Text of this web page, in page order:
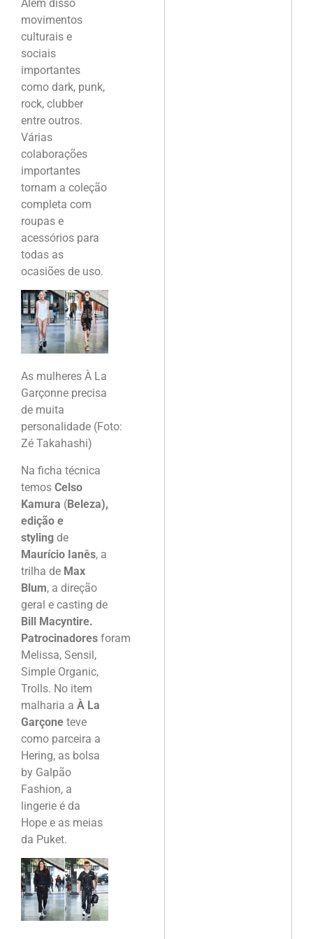
Além disso
movimentos
culturais e
sociais
importantes
como dark, punk,
rock, clubber
entre outros.
Várias
colaborações
importantes
tornam a coleção
completa com
roupas e
acessórios para
todas as
ocasiões de uso.
As mulheres À La
Garçonne precisa
de muita
personalidade (Foto:
Zé Takahashi)
Na ficha técnica
temos Celso
Kamura (Beleza),
edição e
styling de
Maurício Ianês, a
trilha de Max
Blum, a direção
geral e casting de
Bill Macyntire.
Patrocinadores foram
Melissa, Sensil,
Simple Organic,
Trolls. No item
malharia a À La
Garçone teve
como parceira a
Hering, as bolsa
by Galpão
Fashion, a
lingerie é da
Hope e as meias
da Puket.